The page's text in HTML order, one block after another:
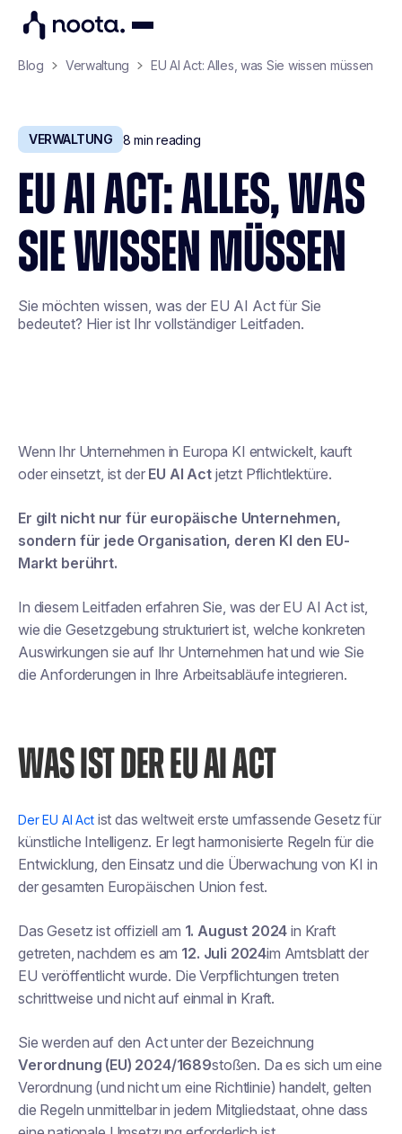
Blog Verwaltung EU AI Act: Alles, was Sie wissen müssen
VERWALTUNG 8 min reading
EU AI ACT: ALLES, WAS
SIE WISSEN MÜSSEN
Sie möchten wissen, was der EU AI Act für Sie
bedeutet? Hier ist Ihr vollständiger Leitfaden.
Wenn Ihr Unternehmen in Europa KI entwickelt, kauft
oder einsetzt, ist der EU AI Actjetzt Pflichtlektüre.
Er gilt nicht nur für europäische Unternehmen,
sondern für jede Organisation, deren KI den EU-
Markt berührt.
In diesem Leitfaden erfahren Sie, was der EU AI Act ist,
wie die Gesetzgebung strukturiert ist, welche konkreten
Auswirkungen sie auf Ihr Unternehmen hat und wie Sie
die Anforderungen in Ihre Arbeitsabläufe integrieren.
WAS IST DER EU AI ACT
Der EU AI Actist das weltweit erste umfassende Gesetz für
künstliche Intelligenz. Er legt harmonisierte Regeln für die
Entwicklung, den Einsatz und die Überwachung von KI in
der gesamten Europäischen Union fest.
Das Gesetz ist offiziell am 1. August 2024 in Kraft
getreten, nachdem es am 12. Juli 2024im Amtsblatt der
EU veröffentlicht wurde. Die Verpflichtungen treten
schrittweise und nicht auf einmal in Kraft.
Sie werden auf den Act unter der Bezeichnung
Verordnung (EU) 2024/1689stoßen. Da es sich um eine
Verordnung (und nicht um eine Richtlinie) handelt, gelten
die Regeln unmittelbar in jedem Mitgliedstaat, ohne dass